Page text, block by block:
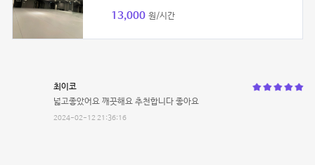
13,000 원/시간
최이코
넓고좋았어요 깨끗해요 추천합니다 좋아요
2024-02-12 21:36:16